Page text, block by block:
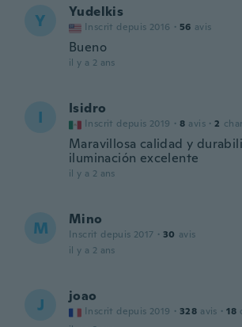
Y Yudelkis
Inscrit depuis 2016 · 56 avis
Bueno
il y a 2 ans
I Isidro
Inscrit depuis 2019 · 8 avis · 2
Maravillosa calidad y
iluminación excelente
il y a 2 ans
M Mino
Inscrit depuis 2017 · 30 avis
il y a 2 ans
J joao
Inscrit depuis 2019 · 328 avis · 18